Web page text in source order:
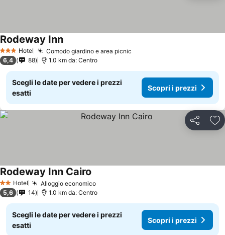
3 StelleHotel Comodo giardino e area picnic
Rodeway Inn
6,4 88 1.0 km da: Centro
Scegli le date per vedere i prezzi
esatti
Scopri i prezzi
Condividi
2 StelleHotel Alloggio economico
Rodeway Inn Cairo
5,6 14 1.0 km da: Centro
Scegli le date per vedere i prezzi
esatti
Scopri i prezzi